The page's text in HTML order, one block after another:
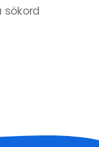
sökord